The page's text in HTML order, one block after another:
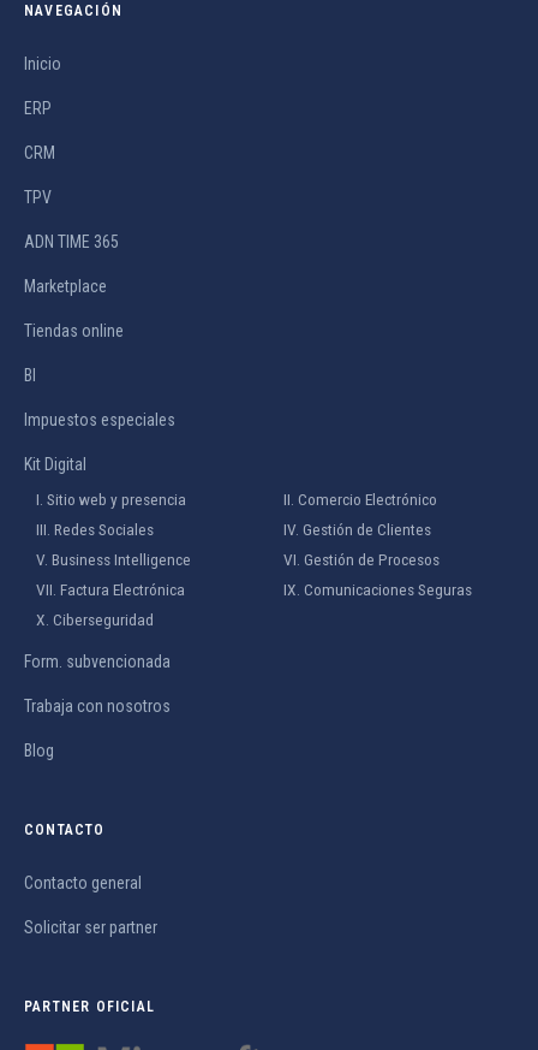
NAVEGACIÓN
Inicio
ERP
CRM
TPV
ADN TIME 365
Marketplace
Tiendas online
BI
Impuestos especiales
Kit Digital
I. Sitio web y presencia
II. Comercio Electrónico
III. Redes Sociales
IV. Gestión de Clientes
V. Business Intelligence
VI. Gestión de Procesos
VII. Factura Electrónica
IX. Comunicaciones Seguras
X. Ciberseguridad
Form. subvencionada
Trabaja con nosotros
Blog
CONTACTO
Contacto general
Solicitar ser partner
PARTNER OFICIAL